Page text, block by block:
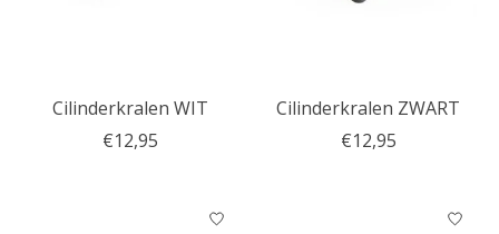
Cilinderkralen WIT
€12,95
Cilinderkralen ZWART
€12,95